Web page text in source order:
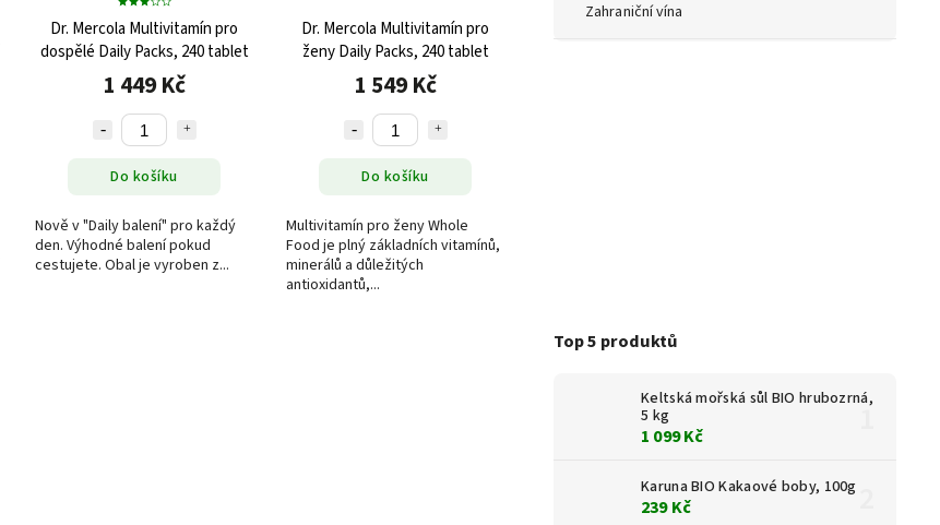
Zahraniční vína
Top 5 produktů
Keltská mořská sůl BIO hrubozrná,
5 kg
1 099 Kč
Karuna BIO Kakaové boby, 100g
239 Kč
Dr. Mercola Multivitamín pro
dospělé Daily Packs, 240 tablet
1 449 Kč
Do košíku
Nově v "Daily balení" pro každý
den. Výhodné balení pokud
cestujete. Obal je vyroben z...
Dr. Mercola Multivitamín pro
ženy Daily Packs, 240 tablet
1 549 Kč
Do košíku
Multivitamín pro ženy Whole
Food je plný základních vitamínů,
minerálů a důležitých
antioxidantů,...